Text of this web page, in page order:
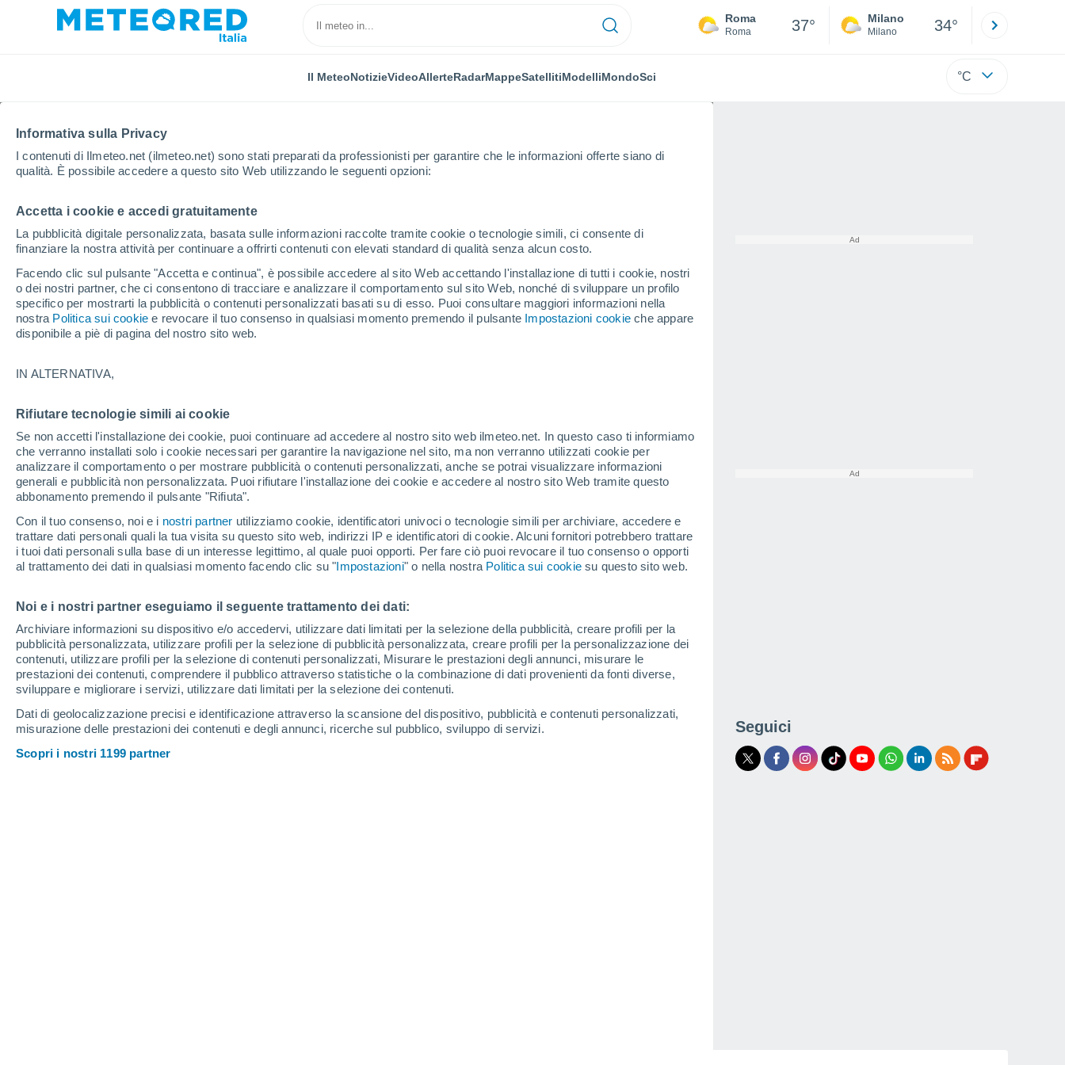
Informativa sulla Privacy
I contenuti di Ilmeteo.net (ilmeteo.net) sono stati preparati da professionisti per garantire che le informazioni offerte siano di
qualità. È possibile accedere a questo sito Web utilizzando le seguenti opzioni:
Accetta i cookie e accedi gratuitamente
La pubblicità digitale personalizzata, basata sulle informazioni raccolte tramite cookie o tecnologie simili, ci consente di
finanziare la nostra attività per continuare a offrirti contenuti con elevati standard di qualità senza alcun costo.
Facendo clic sul pulsante "Accetta e continua", è possibile accedere al sito Web accettando l'installazione di tutti i cookie, nostri
o dei nostri partner, che ci consentono di tracciare e analizzare il comportamento sul sito Web, nonché di sviluppare un profilo
specifico per mostrarti la pubblicità o contenuti personalizzati basati su di esso. Puoi consultare maggiori informazioni nella
nostra Politica sui cookie e revocare il tuo consenso in qualsiasi momento premendo il pulsante Impostazioni cookie che appare
disponibile a piè di pagina del nostro sito web.
IN ALTERNATIVA,
Rifiutare tecnologie simili ai cookie
Se non accetti l'installazione dei cookie, puoi continuare ad accedere al nostro sito web ilmeteo.net. In questo caso ti informiamo
che verranno installati solo i cookie necessari per garantire la navigazione nel sito, ma non verranno utilizzati cookie per
analizzare il comportamento o per mostrare pubblicità o contenuti personalizzati, anche se potrai visualizzare informazioni
generali e pubblicità non personalizzata. Puoi rifiutare l'installazione dei cookie e accedere al nostro sito Web tramite questo
abbonamento premendo il pulsante "Rifiuta".
Con il tuo consenso, noi e i nostri partner utilizziamo cookie, identificatori univoci o tecnologie simili per archiviare, accedere e
trattare dati personali quali la tua visita su questo sito web, indirizzi IP e identificatori di cookie. Alcuni fornitori potrebbero trattare
i tuoi dati personali sulla base di un interesse legittimo, al quale puoi opporti. Per fare ciò puoi revocare il tuo consenso o opporti
al trattamento dei dati in qualsiasi momento facendo clic su "Impostazioni" o nella nostra Politica sui cookie su questo sito web.
Noi e i nostri partner eseguiamo il seguente trattamento dei dati:
Archiviare informazioni su dispositivo e/o accedervi, utilizzare dati limitati per la selezione della pubblicità, creare profili per la
pubblicità personalizzata, utilizzare profili per la selezione di pubblicità personalizzata, creare profili per la personalizzazione dei
contenuti, utilizzare profili per la selezione di contenuti personalizzati, Misurare le prestazioni degli annunci, misurare le
prestazioni dei contenuti, comprendere il pubblico attraverso statistiche o la combinazione di dati provenienti da fonti diverse,
sviluppare e migliorare i servizi, utilizzare dati limitati per la selezione dei contenuti.
Dati di geolocalizzazione precisi e identificazione attraverso la scansione del dispositivo, pubblicità e contenuti personalizzati,
misurazione delle prestazioni dei contenuti e degli annunci, ricerche sul pubblico, sviluppo di servizi.
Scopri i nostri 1199 partner
Roma
Roma 37° Milano
Milano 34°
Il MeteoNotizieVideoAllerteRadarMappeSatellitiModelliMondoSci °C
Home Montenegro Comune di Plav
Il Meteo nel Comune di Plav
Oggi, 7 agosto Tutto il giorno Simbolo
29°
30°
15°
Murino
29°
16°
Plav
29°
15°
Velika
Seguici